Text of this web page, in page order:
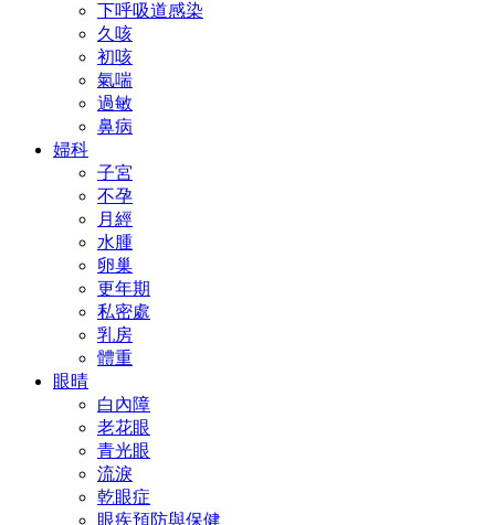
下呼吸道感染
久咳
初咳
氣喘
過敏
鼻病
婦科
子宮
不孕
月經
水腫
卵巢
更年期
私密處
乳房
體重
眼晴
白內障
老花眼
青光眼
流淚
乾眼症
眼疾預防與保健